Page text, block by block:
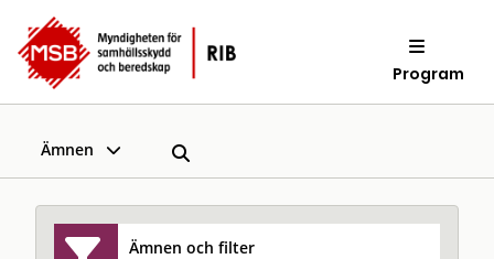
Program
Ämnen
Ämnen och filter